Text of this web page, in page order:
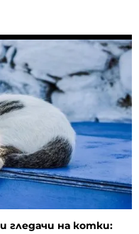
гледачи на котки: